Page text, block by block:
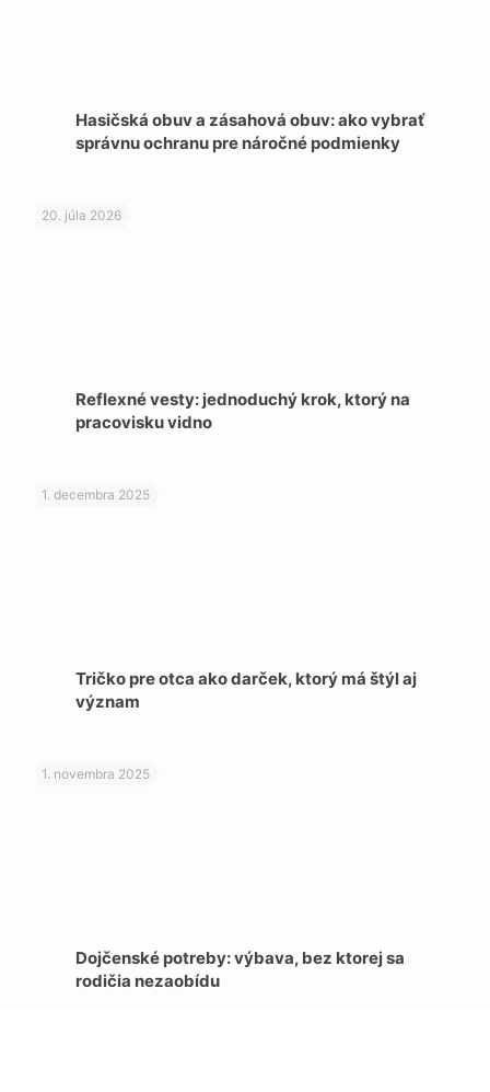
Hasičská obuv a zásahová obuv: ako vybrať
správnu ochranu pre náročné podmienky
20. júla 2026
Reflexné vesty: jednoduchý krok, ktorý na
pracovisku vidno
1. decembra 2025
Tričko pre otca ako darček, ktorý má štýl aj
význam
1. novembra 2025
Dojčenské potreby: výbava, bez ktorej sa
rodičia nezaobídu